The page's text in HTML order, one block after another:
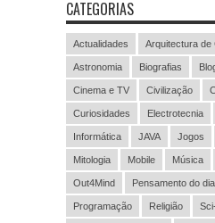
CATEGORIAS
Actualidades Arquitectura de
Astronomia Biografias
Cinema e TV Civilização
Curiosidades Electrotecnia
Informática JAVA Jogos
Mitologia Mobile Música
Out4Mind Pensamento do dia
Programação Religião